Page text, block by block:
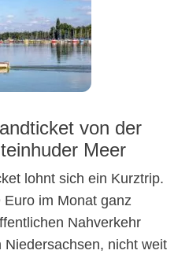
von der
Meer
lohnt sich ein Kurztrip.
im Monat ganz
Nahverkehr
Niedersachsen, nicht weit